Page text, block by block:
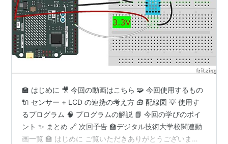
🏫 はじめに 🎥 今回の動画はこちら 🧩 今回使用するもの
🔌 センサー + LCD の連携の考え方 🧰 配線図 💡 使用す
るプログラム 🧠 プログラムの解説 📘 今回の学びのポイ
ント ✨ まとめ 🔗 次回予告 🏫デジタル技術大学校関連動
画一覧 🏫 はじめに ご覧いただきありがとうございま